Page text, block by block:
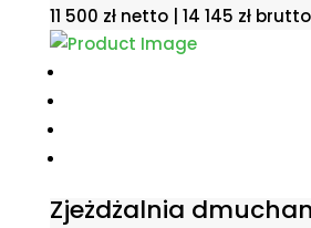
11 500 zł netto | 14 145 złbrutto
Zjeżdżalnia